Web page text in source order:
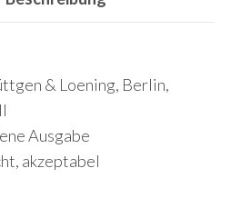
& Loening, Berlin,
Ausgabe
akzeptabel